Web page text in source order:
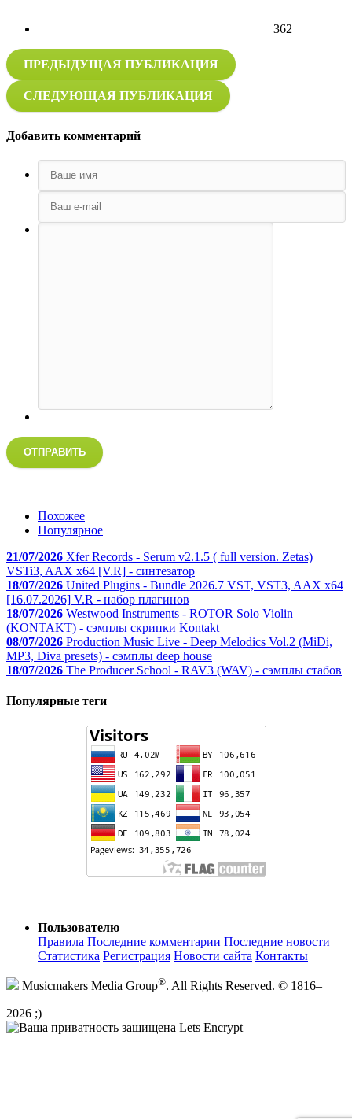
362
ПРЕДЫДУЩАЯ ПУБЛИКАЦИЯ
СЛЕДУЮЩАЯ ПУБЛИКАЦИЯ
Добавить комментарий
ОТПРАВИТЬ
Похожее
Популярное
21/07/2026 Xfer Records - Serum v2.1.5 ( full version. Zetas)
VSTi3, AAX x64 [V.R] - синтезатор
18/07/2026 United Plugins - Bundle 2026.7 VST, VST3, AAX x64
[16.07.2026] V.R - набор плагинов
18/07/2026 Westwood Instruments - ROTOR Solo Violin
(KONTAKT) - сэмплы скрипки Kontakt
08/07/2026 Production Music Live - Deep Melodics Vol.2 (MiDi,
MP3, Diva presets) - сэмплы deep house
18/07/2026 The Producer School - RAV3 (WAV) - сэмплы стабов
Популярные теги
Пользователю
Правила Последние комментарии Последние новости
Статистика Регистрация Новости сайта Контакты
Musicmakers Media Group®. All Rights Reserved. © 1816–
2026 ;)